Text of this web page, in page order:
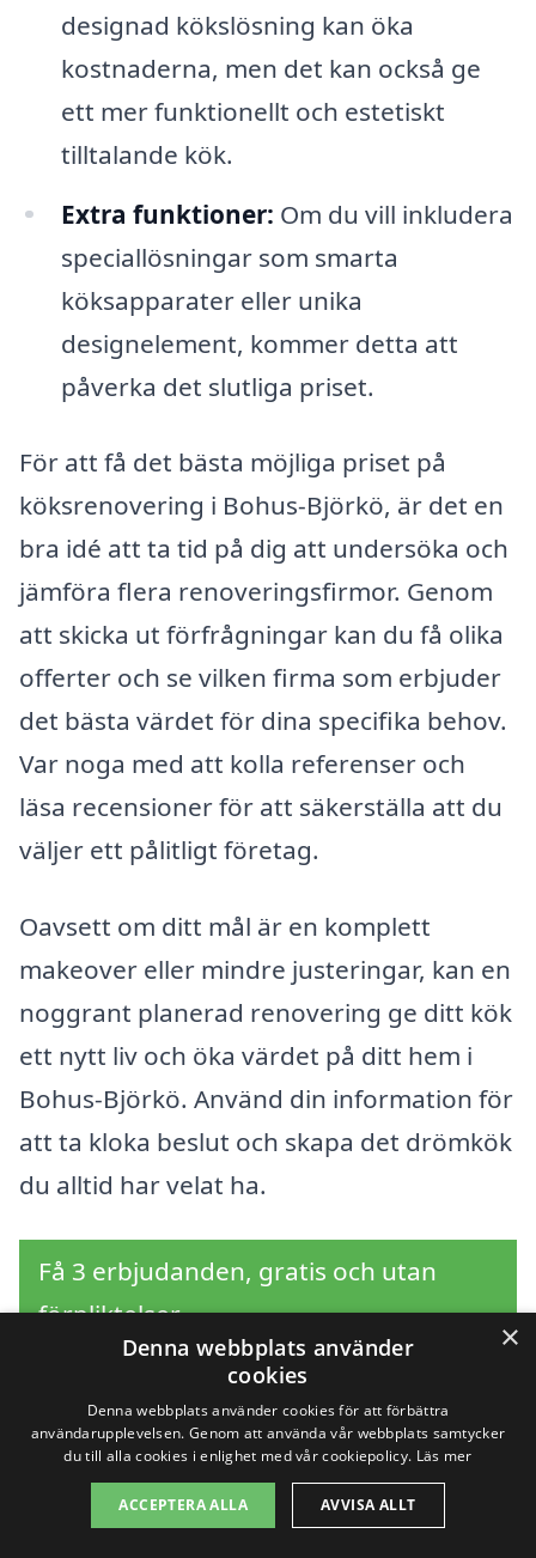
designad kökslösning kan öka
kostnaderna, men det kan också ge
ett mer funktionellt och estetiskt
tilltalande kök.
Extra funktioner: Om du vill inkludera
speciallösningar som smarta
köksapparater eller unika
designelement, kommer detta att
påverka det slutliga priset.
För att få det bästa möjliga priset på
köksrenovering i Bohus-Björkö, är det en
bra idé att ta tid på dig att undersöka och
jämföra flera renoveringsfirmor. Genom
att skicka ut förfrågningar kan du få olika
offerter och se vilken firma som erbjuder
det bästa värdet för dina specifika behov.
Var noga med att kolla referenser och
läsa recensioner för att säkerställa att du
väljer ett pålitligt företag.
Oavsett om ditt mål är en komplett
makeover eller mindre justeringar, kan en
noggrant planerad renovering ge ditt kök
ett nytt liv och öka värdet på ditt hem i
Bohus-Björkö. Använd din information för
att ta kloka beslut och skapa det drömkök
du alltid har velat ha.
Få 3 erbjudanden, gratis och utan
förpliktelser
Sök efter en
professionell för
×
Denna webbplats använder
cookies
Denna webbplats använder cookies för att förbättra
användarupplevelsen. Genom att använda vår webbplats samtycker
du till alla cookies i enlighet med vår cookiepolicy. Läs mer
ACCEPTERA ALLA AVVISA ALLT